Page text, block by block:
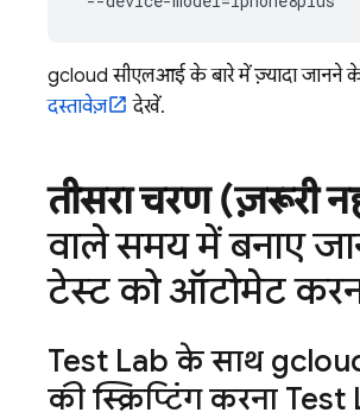
gcloud सीएलआई के बारे में ज़्यादा जानने
दस्तावेज़
देखें.
तीसरा चरण (ज़रूरी
वाले समय में बनाए
टेस्ट को ऑटोमेट
Test Lab के साथ
की स्क्रिप्टिंग करना Test